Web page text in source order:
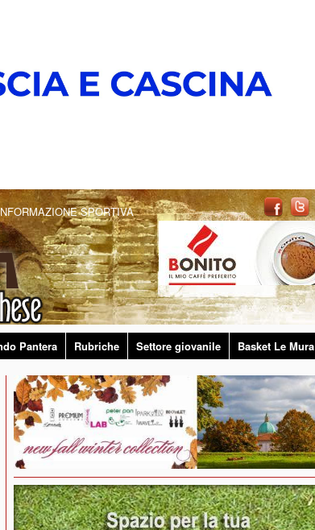
SPORTIVA
Pantera Rubriche Settore giovanile Basket Le Mura